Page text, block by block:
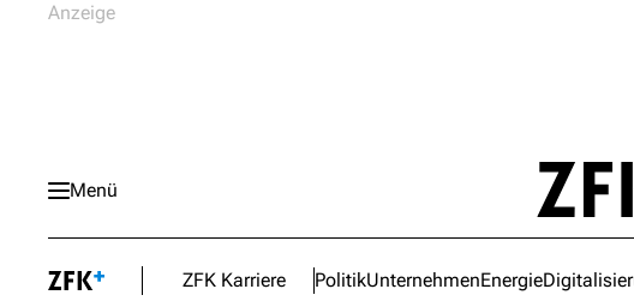
Menü
ZFK Karriere PolitikUnternehmenEnergie